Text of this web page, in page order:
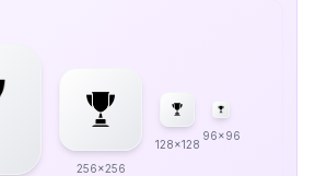
256x256
128x128
96x96